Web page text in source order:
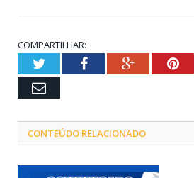
COMPARTILHAR:
TwitterFacebookGoogle+
Email
CONTEÚDO RELACIONADO